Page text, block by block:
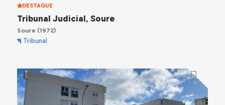
DESTAQUE
Tribunal Judicial, Soure
Soure (1972)
Tribunal